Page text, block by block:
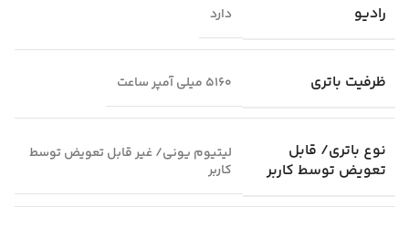
رادیو دارد
ظرفیت باتری 5160 میلی‌ آمپر ساعت
نوع باتری/ قابل
تعویض توسط کاربر
لیتیوم‌ یونی/ غیر قابل تعویض توسط
کاربر